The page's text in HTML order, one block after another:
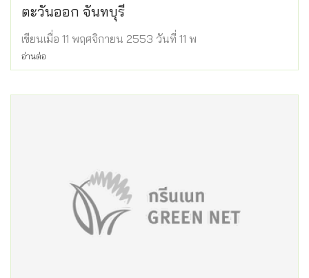
ตะวันออก จันทบุรี
เขียนเมื่อ 11 พฤศจิกายน 2553 วันที่ 11 พ
อ่านต่อ